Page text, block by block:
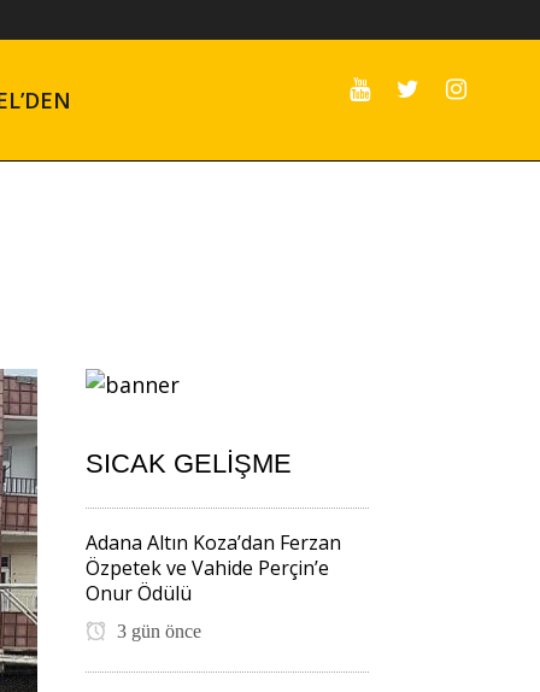
SICAK GELIŞME
Adana Altın Koza’dan Ferzan
Özpetek ve Vahide Perçin’e
Onur Ödülü
3 gün önce